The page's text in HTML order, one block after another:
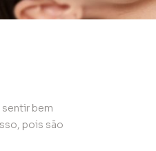
bem
pois são